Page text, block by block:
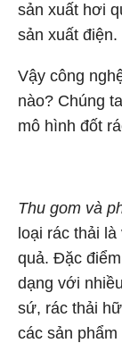
sản xuất hơi
sản xuất điện.
Vậy công
nào? Chúng
mô hình đốt
Thu gom và
loại rác thải
quả. Đặc
dạng với
sứ, rác thải
các sản